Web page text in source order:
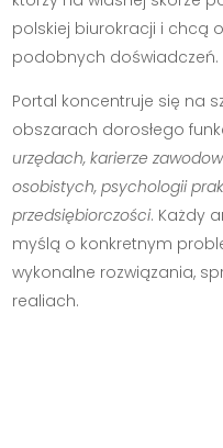
polskiej biurokracji i chcą
podobnych doświadczeń.
Portal koncentruje się na
obszarach dorosłego
urzędach, karierze
osobistych, psychologii
przedsiębiorczości. Każdy
myślą o konkretnym
wykonalne rozwiązania,
realiach.